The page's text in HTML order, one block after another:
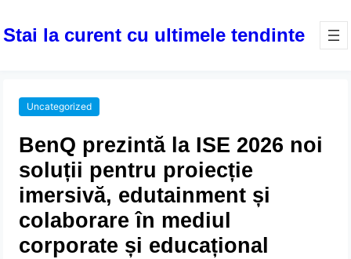
Stai la curent cu ultimele tendinte
Uncategorized
BenQ prezintă la ISE 2026 noi
soluții pentru proiecție
imersivă, edutainment și
colaborare în mediul
corporate și educațional